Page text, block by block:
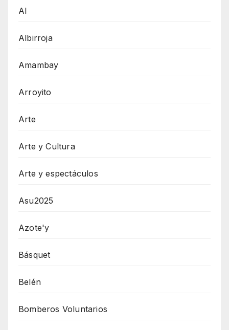
AI
Albirroja
Amambay
Arroyito
Arte
Arte y Cultura
Arte y espectáculos
Asu2025
Azote'y
Básquet
Belén
Bomberos Voluntarios